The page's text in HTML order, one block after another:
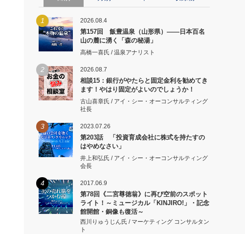
1 2026.08.4
第157回 飯豊温泉（山形県）――日本百名
山の麓に湧く「森の秘湯」
高橋一喜氏 / 温泉アナリスト
2 2026.08.7
相談15：銀行がやたらと固定金利を勧めてき
ます！やはり固定がよいのでしょうか！
古山喜章氏 / アイ・シー・オーコンサルティング
社長
3 2023.07.26
第203話 「投資育成会社に株式を持たすの
はやめなさい」
井上和弘氏 / アイ・シー・オーコンサルティング
会長
4 2017.06.9
第78回《二宮尊徳翁》に再び空前のスポット
ライト！～ミュージカル「KINJIRO!」・記念
館開館・銅像も復活～
西川りゅうじん氏 / マーケティング コンサルタン
ト